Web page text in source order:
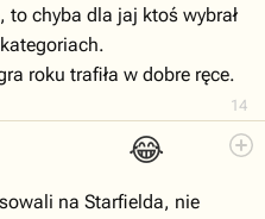
14
to chyba dla jaj ktoś wybrał
roku trafiła w dobre ręce.
😂
na Starfielda, nie